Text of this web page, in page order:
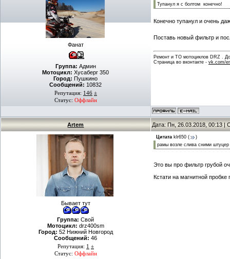
Фанат
Группа: Админ
Мотоцикл: Хусаберг 350
Город: Пушкино
Сообщений: 10832
Репутация: 146 ±
Статус: Оффлайн
Тупанул я с болтом конечно!
Конечно тупанул и очень
Поставь новый фильтр и
Ремонт и ТО мотоциклов DRZ .
Страница во вконтакте - vk.com/
Artem Дата: Пн, 26.03.2018, 00:13 |
Бывает тут
Группа: Свой
Мотоцикл: drz400sm
Город: 52 Нижний Новгород
Сообщений: 46
Репутация: 1 ±
Статус: Оффлайн
Цитата klr650 (
)
рамы возле слива сними штуцер
Это вы про фильтр грубой
Кстати на магнитной